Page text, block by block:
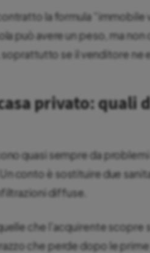
la formula “immobile
può avere un peso, ma
se il venditore ne
privato: quali
quasi sempre da
conto è sostituire due
diffuse.
che l’acquirente scopre
che perde dopo le